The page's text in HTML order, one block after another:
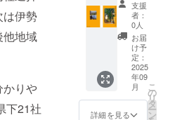
は伊勢
他地域
かりや
下21社
IT活用支援、
ホームペー
ジ制作、デ
報、地域事
業者・団体
向けの情報
編）』
を持っ
て巡拝
する二
人の大
学生の
珍道中
小説：
『備前
社巡り
支援
者：
0人
お届
け予
定：
2025
年09
月
詳細を見る
こ
の
リ
タ
ー
ン